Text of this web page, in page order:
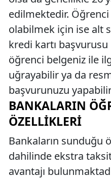
edilmektedir.
olabilmek için ise alt
kredi kartı
öğrenci belgeniz ile
uğrayabilir ya da
başvurunuzu
BANKALARIN
ÖZELLIKLERI
Bankaların sunduğu
dahilinde ekstra
avantajı